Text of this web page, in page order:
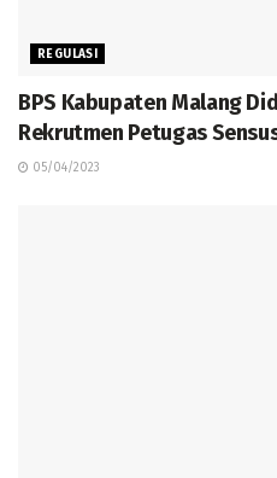
REGULASI
BPS Kabupaten Malang
Rekrutmen Petugas
05/04/2023